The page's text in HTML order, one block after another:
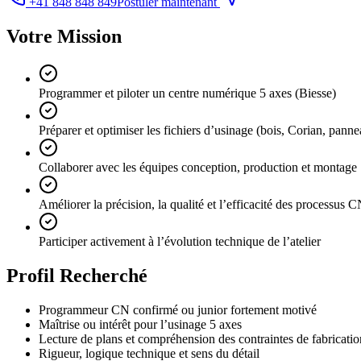
Votre Mission
Programmer et piloter un centre numérique 5 axes (Biesse)
Préparer et optimiser les fichiers d’usinage (bois, Corian,
Collaborer avec les équipes conception, production et montage
Améliorer la précision, la qualité et l’efficacité des processus
Participer activement à l’évolution technique de l’atelier
Profil Recherché
Programmeur CN confirmé ou junior fortement motivé
Maîtrise ou intérêt pour l’usinage 5 axes
Lecture de plans et compréhension des contraintes de
Rigueur, logique technique et sens du détail